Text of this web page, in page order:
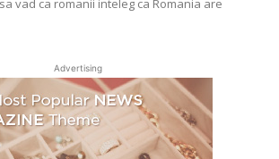
vad ca romanii inteleg ca Romania are
Advertising